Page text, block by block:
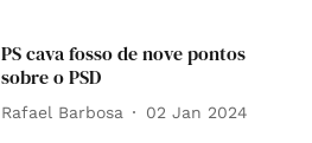
PS cava fosso de nove pontos
sobre o PSD
Rafael Barbosa 02 Jan 2024